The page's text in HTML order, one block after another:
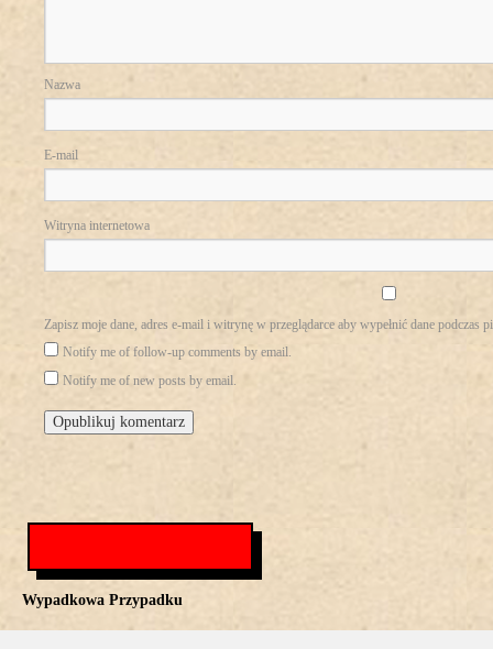
Nazwa
E-mail
Witryna internetowa
Zapisz moje dane, adres e-mail i witrynę w przeglądarce aby wypełnić dane podczas
Notify me of follow-up comments by email.
Notify me of new posts by email.
Wypadkowa Przypadku